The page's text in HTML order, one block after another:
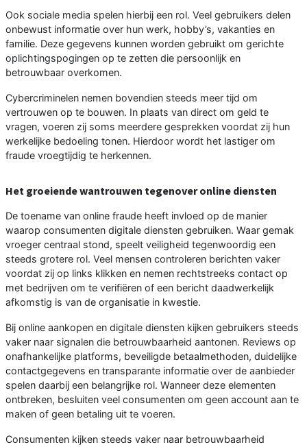
Ook sociale media spelen hierbij een rol. Veel gebruikers delen
onbewust informatie over hun werk, hobby’s, vakanties en
familie. Deze gegevens kunnen worden gebruikt om gerichte
oplichtingspogingen op te zetten die persoonlijk en
betrouwbaar overkomen.
Cybercriminelen nemen bovendien steeds meer tijd om
vertrouwen op te bouwen. In plaats van direct om geld te
vragen, voeren zij soms meerdere gesprekken voordat zij hun
werkelijke bedoeling tonen. Hierdoor wordt het lastiger om
fraude vroegtijdig te herkennen.
Het groeiende wantrouwen tegenover online diensten
De toename van online fraude heeft invloed op de manier
waarop consumenten digitale diensten gebruiken. Waar gemak
vroeger centraal stond, speelt veiligheid tegenwoordig een
steeds grotere rol. Veel mensen controleren berichten vaker
voordat zij op links klikken en nemen rechtstreeks contact op
met bedrijven om te verifiëren of een bericht daadwerkelijk
afkomstig is van de organisatie in kwestie.
Bij online aankopen en digitale diensten kijken gebruikers steeds
vaker naar signalen die betrouwbaarheid aantonen. Reviews op
onafhankelijke platforms, beveiligde betaalmethoden, duidelijke
contactgegevens en transparante informatie over de aanbieder
spelen daarbij een belangrijke rol. Wanneer deze elementen
ontbreken, besluiten veel consumenten om geen account aan te
maken of geen betaling uit te voeren.
Consumenten kijken steeds vaker naar betrouwbaarheid